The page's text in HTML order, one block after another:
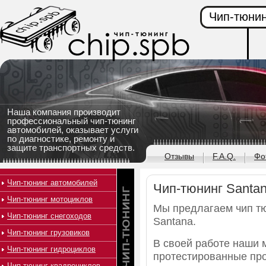
Наша компания производит
профессиональный чип-тюнинг
автомобилей, оказывает услуги
по диагностике, ремонту и
защите транспортных средств.
Чип-
Отзывы F.A.Q.
Чип-тюнинг
Мы предлагаем чип
Santana.
В своей работе наши
протестированные
Чип-тюнинг автомобилей
Чип-тюнинг мотоциклов
Чип-тюнинг снегоходов
Чип-тюнинг грузовиков
Чип-тюнинг гидроциклов